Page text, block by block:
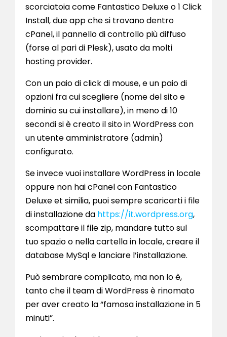
scorciatoia come Fantastico Deluxe o 1 Click
Install, due app che si trovano dentro
cPanel, il pannello di controllo più diffuso
(forse al pari di Plesk), usato da molti
hosting provider.
Con un paio di click di mouse, e un paio di
opzioni fra cui scegliere (nome del sito e
dominio su cui installare), in meno di 10
secondi si è creato il sito in WordPress con
un utente amministratore (admin)
configurato.
Se invece vuoi installare WordPress in locale
oppure non hai cPanel con Fantastico
Deluxe et similia, puoi sempre scaricarti i file
di installazione da https://it.wordpress.org,
scompattare il file zip, mandare tutto sul
tuo spazio o nella cartella in locale, creare il
database MySql e lanciare l’installazione.
Può sembrare complicato, ma non lo è,
tanto che il team di WordPress è rinomato
per aver creato la “famosa installazione in 5
minuti”.